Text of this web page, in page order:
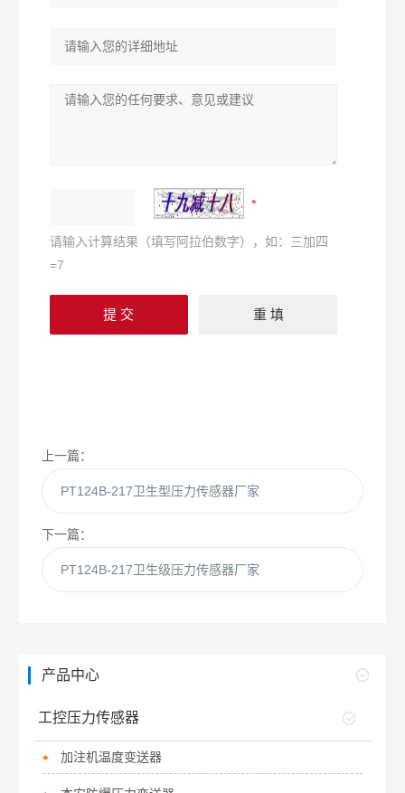
请输入计算结果（填写阿拉伯数字），如：三加四
=7
上一篇：
PT124B-217卫生型压力传感器厂家
下一篇：
PT124B-217卫生级压力传感器厂家
产品中心
工控压力传感器
加注机温度变送器